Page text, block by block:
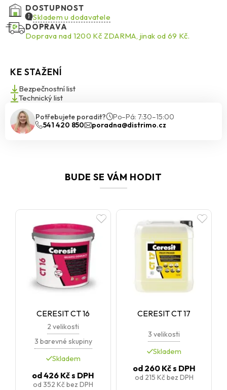
Nature® a lze ji aplikovat na beton, tradiční omítky nebo vrstvy
vyztužené armovací sítí v zateplovacích systémech Ceresit
Ceretherm (ETICS) s deskami z EPS. Speciální složení zaručuje
odolnost proti biologickému napadení, jako jsou houby, plísně a
DOSTUPNOST
Skladem u dodavatele
DOPRAVA
Doprava nad 1200 Kč ZDARMA, jinak od 69 Kč.
KE STAŽENÍ
Bezpečnostní list
Technický list
Potřebujete poradit?
Po–Pá: 7:30–15:00
541 420 850
poradna@distrimo.cz
BUDE SE VÁM HODIT
CERESIT CT 16
2 velikosti
3 barevné skupiny
Skladem
od426 Kčs DPH
od 352 Kčbez DPH
CERESIT CT 17
3 velikosti
Skladem
od260 Kčs DPH
od 215 Kčbez DPH